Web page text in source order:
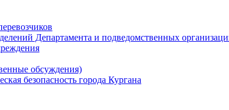
Департамента и подведомственных
обсуждения)
безопасность города Кургана